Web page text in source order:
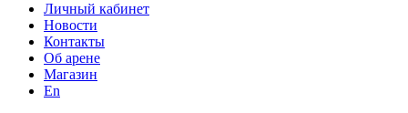
Личный кабинет
Новости
Контакты
Об арене
Магазин
En